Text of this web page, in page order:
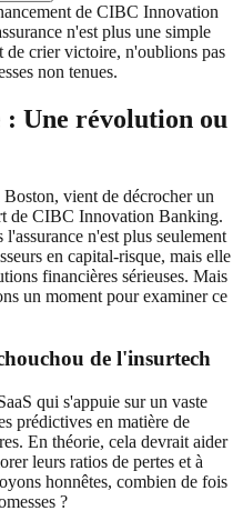
de CIBC Innovation
n'est plus une simple
de crier victoire, n'oublions pas
non tenues.
Une révolution ou
vient de décrocher un
de CIBC Innovation Banking.
n'est plus seulement
en capital-risque, mais elle
financières sérieuses. Mais
un moment pour examiner ce
de l'insurtech
qui s'appuie sur un vaste
prédictives en matière de
En théorie, cela devrait aider
leurs ratios de pertes et à
honnêtes, combien de fois
?